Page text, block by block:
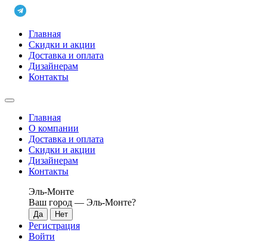
Главная
Скидки и акции
Доставка и оплата
Дизайнерам
Контакты
Главная
О компании
Доставка и оплата
Скидки и акции
Дизайнерам
Контакты
Эль-Монте
Ваш город — Эль-Монте?
Регистрация
Войти